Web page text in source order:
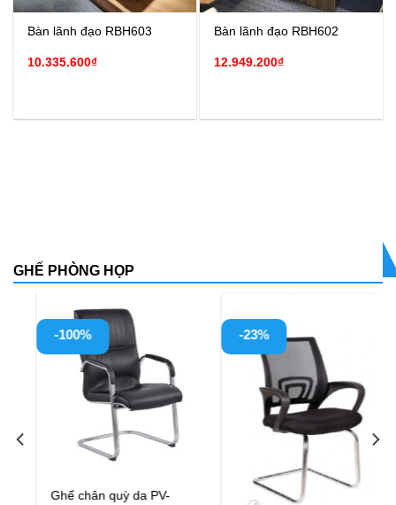
Bàn lãnh đạo RBH603
10.335.600₫
Bàn lãnh đạo RBH602
12.949.200₫
GHẾ PHÒNG HỌP
-23% -23%